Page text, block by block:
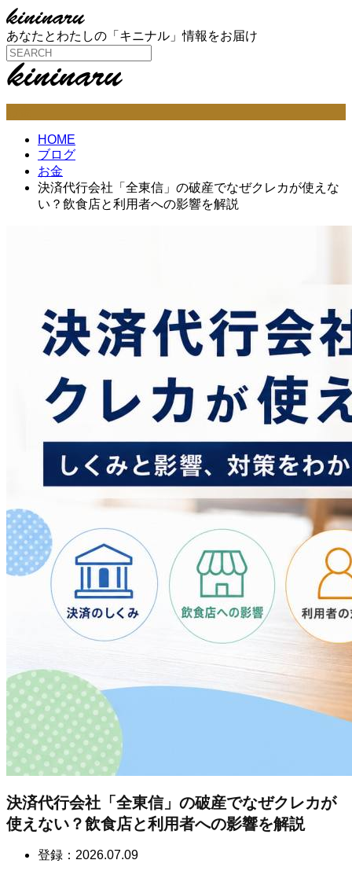
あなたとわたしの「キニナル」情報をお届け
HOME
ブログ
お金
決済代行会社「全東信」の破産でなぜクレカが使えな
い？飲食店と利用者への影響を解説
決済代行会社「全東信」の破産でなぜクレカが
使えない？飲食店と利用者への影響を解説
登録： 2026.07.09